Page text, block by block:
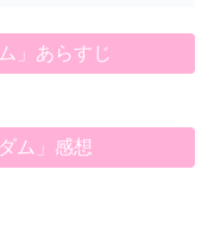
」あらすじ
ム」感想